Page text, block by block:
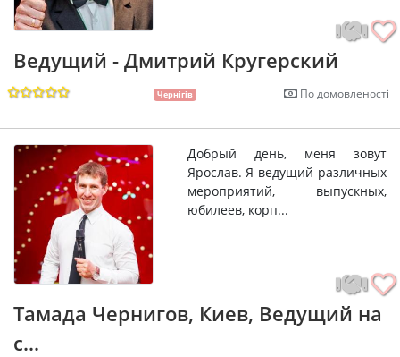
Ведущий - Дмитрий Кругерский
Чернігів По домовленості
Добрый день, меня зовут
Ярослав. Я ведущий различных
мероприятий, выпускных,
юбилеев, корп...
Тамада Чернигов, Киев, Ведущий на
с...